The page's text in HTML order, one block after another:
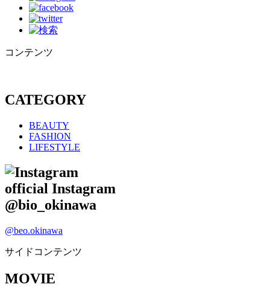
コンテンツ
CATEGORY
BEAUTY
FASHION
LIFESTYLE
official Instagram
@bio_okinawa
@beo.okinawa
サイドコンテンツ
MOVIE